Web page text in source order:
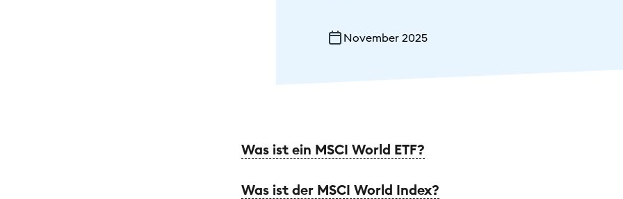
November 2025
Was ist ein MSCI World ETF?
Was ist der MSCI World Index?